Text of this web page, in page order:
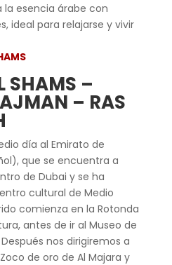
esencia árabe con
ideal para relajarse y vivir
SHAMS –
– RAS
día al Emirato de
que se encuentra a
de Dubai y se ha
cultural de Medio
comienza en la Rotonda
antes de ir al Museo de
nos dirigiremos a
de oro de Al Majara y